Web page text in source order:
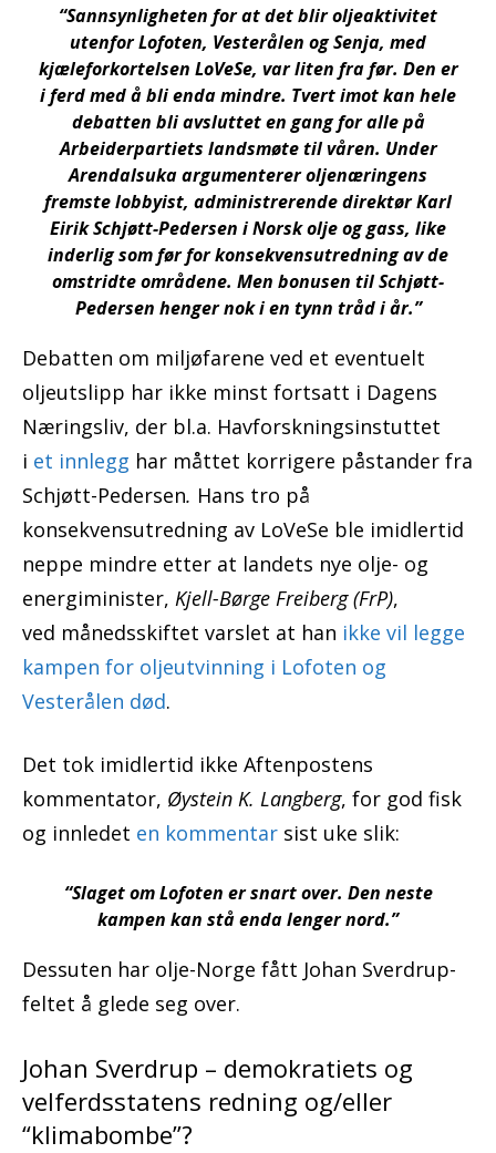
“Sannsynligheten for at det blir oljeaktivitet
utenfor Lofoten, Vesterålen og Senja, med
kjæleforkortelsen LoVeSe, var liten fra før. Den er
i ferd med å bli enda mindre. Tvert imot kan hele
debatten bli avsluttet en gang for alle på
Arbeiderpartiets landsmøte til våren. Under
Arendalsuka argumenterer oljenæringens
fremste lobbyist, administrerende direktør Karl
Eirik Schjøtt-Pedersen i Norsk olje og gass, like
inderlig som før for konsekvensutredning av de
omstridte områdene. Men bonusen til Schjøtt-
Pedersen henger nok i en tynn tråd i år.”
Debatten om miljøfarene ved et eventuelt
oljeutslipp har ikke minst fortsatt i Dagens
Næringsliv, der bl.a. Havforskningsinstuttet
i et innlegg har måttet korrigere påstander fra
Schjøtt-Pedersen. Hans tro på
konsekvensutredning av LoVeSe ble imidlertid
neppe mindre etter at landets nye olje- og
energiminister, Kjell-Børge Freiberg (FrP),
ved månedsskiftet varslet at han ikke vil legge
kampen for oljeutvinning i Lofoten og
Vesterålen død.
Det tok imidlertid ikke Aftenpostens
kommentator, Øystein K. Langberg, for god fisk
og innledet en kommentar sist uke slik:
“Slaget om Lofoten er snart over. Den neste
kampen kan stå enda lenger nord.”
Dessuten har olje-Norge fått Johan Sverdrup-
feltet å glede seg over.
Johan Sverdrup – demokratiets og
velferdsstatens redning og/eller
“klimabombe”?